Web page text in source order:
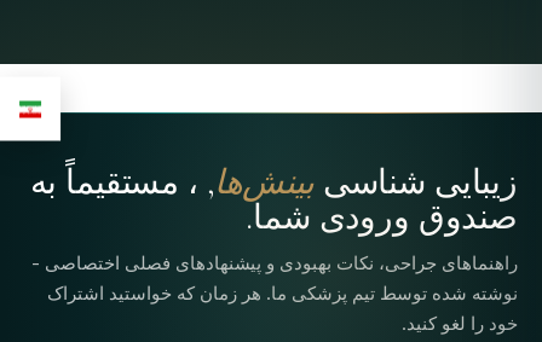
زیبایی شناسیبینش‌ها, ، مستقیماً به
صندوق ورودی شما.
راهنماهای جراحی، نکات بهبودی و پیشنهادهای فصلی اختصاصی -
نوشته شده توسط تیم پزشکی ما. هر زمان که خواستید اشتراک
خود را لغو کنید.